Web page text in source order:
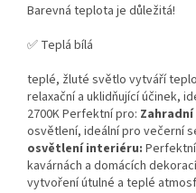
Barevná teplota je důležitá!
✅ Teplá bílá
teplé, žluté světlo vytváří
relaxační a uklidňující účinek,
2700K Perfektní pro:
osvětlení, ideální pro večerní
osvětlení interiéru:
kavárnách a domácích
vytvoření útulné a teplé